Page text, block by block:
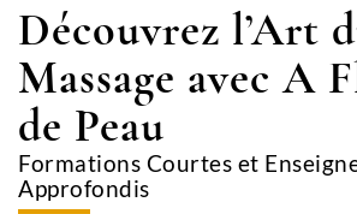
Découvrez l’Art
Massage avec A
de Peau
Formations Courtes et
Approfondis